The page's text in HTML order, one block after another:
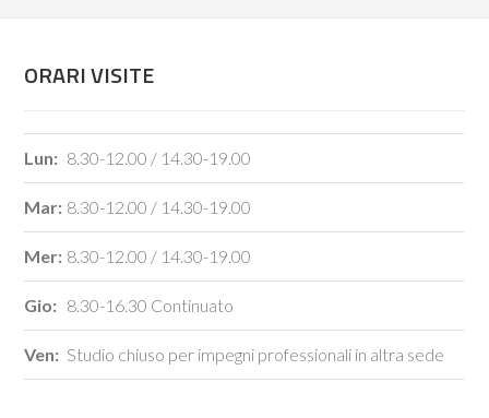
ORARI VISITE
Lun: 8.30-12.00 / 14.30-19.00
Mar: 8.30-12.00 / 14.30-19.00
Mer: 8.30-12.00 / 14.30-19.00
Gio: 8.30-16.30 Continuato
Ven: Studio chiuso per impegni professionali in altra sede